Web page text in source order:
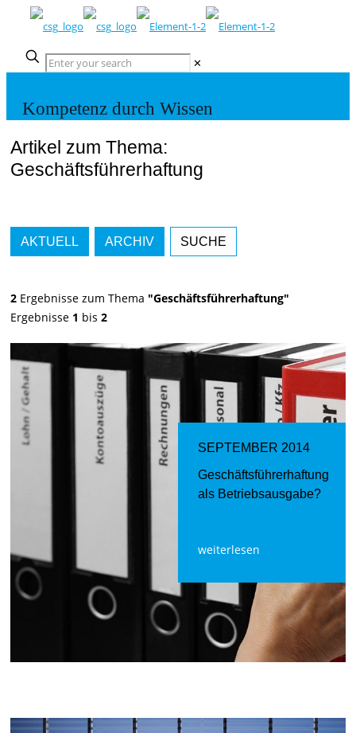
✕
Kompetenz durch Wissen
Artikel zum Thema:
Geschäftsführerhaftung
AKTUELL ARCHIV SUCHE
2 Ergebnisse zum Thema "Geschäftsführerhaftung"
Ergebnisse 1 bis 2
SEPTEMBER 2014
Geschäftsführerhaftung
als Betriebsausgabe?
weiterlesen